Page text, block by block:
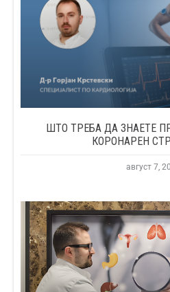
ШТО ТРЕБА ДА ЗНАЕТЕ
КОРОНАРЕН
август 7,